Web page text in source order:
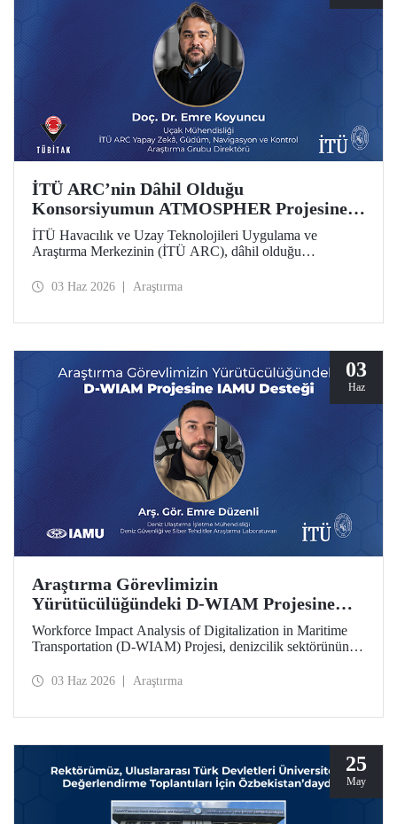
İTÜ ARC’nin Dâhil Olduğu
Konsorsiyumun ATMOSPHER Projesine
Ufuk Avrupa Desteği
İTÜ Havacılık ve Uzay Teknolojileri Uygulama ve
Araştırma Merkezinin (İTÜ ARC), dâhil olduğu
Avrupa desteği kazandı. Bu projeyle İTÜ ARC’nin hava
03 Haz 2026 Araştırma
03
Haz
Araştırma Görevlimizin
Yürütücülüğündeki D-WIAM Projesine
IAMU Desteği
Workforce Impact Analysis of Digitalization in Maritime
Transportation (D-WIAM) Projesi, denizcilik sektörünün
Uluslararası Denizcilik Üniversiteleri Birliği (IAMU)
araştırmacısı Emre Düzenli yürütecek.
03 Haz 2026 Araştırma
25
May